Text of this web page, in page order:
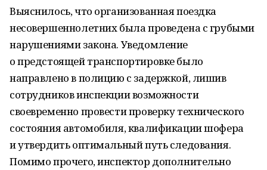
Выяснилось, что организованная поездка
несовершеннолетних была проведена с грубыми
нарушениями закона. Уведомление
о предстоящей транспортировке было
направлено в полицию с задержкой, лишив
сотрудников инспекции возможности
своевременно провести проверку технического
состояния автомобиля, квалификации шофера
и утвердить оптимальный путь следования.
Помимо прочего, инспектор дополнительно